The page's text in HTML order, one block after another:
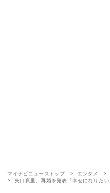
マイナビニューストップ エンタメ
矢口真里、再婚を発表「幸せになりた